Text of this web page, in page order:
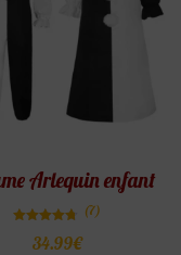
Arlequin enfant
4.71
(7)
34.99€